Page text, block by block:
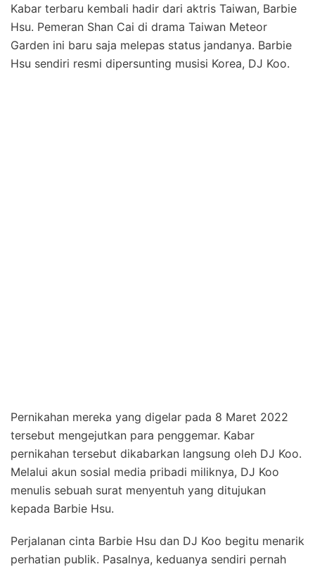
Kabar terbaru kembali hadir dari aktris Taiwan, Barbie
Hsu. Pemeran Shan Cai di drama Taiwan Meteor
Garden ini baru saja melepas status jandanya. Barbie
Hsu sendiri resmi dipersunting musisi Korea, DJ Koo.
Pernikahan mereka yang digelar pada 8 Maret 2022
tersebut mengejutkan para penggemar. Kabar
pernikahan tersebut dikabarkan langsung oleh DJ Koo.
Melalui akun sosial media pribadi miliknya, DJ Koo
menulis sebuah surat menyentuh yang ditujukan
kepada Barbie Hsu.
Perjalanan cinta Barbie Hsu dan DJ Koo begitu menarik
perhatian publik. Pasalnya, keduanya sendiri pernah